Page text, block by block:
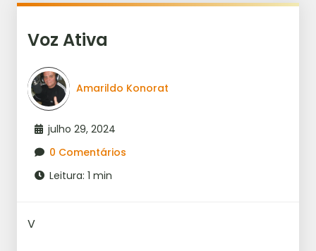
Voz Ativa
Amarildo Konorat
julho 29, 2024
0 Comentários
Leitura: 1 min
V